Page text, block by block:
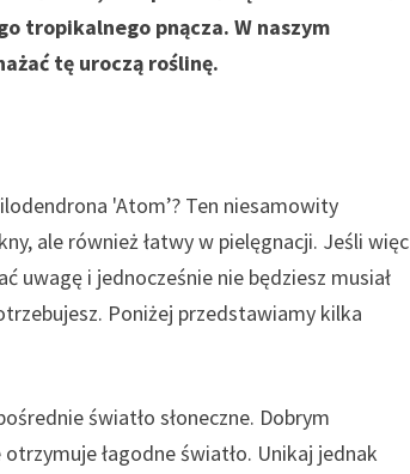
tropikalnego pnącza. W naszym
tę uroczą roślinę.
'Atom’? Ten niesamowity
ale również łatwy w pielęgnacji. Jeśli więc
uwagę i jednocześnie nie będziesz musiał
Poniżej przedstawiamy kilka
światło słoneczne. Dobrym
łagodne światło. Unikaj jednak